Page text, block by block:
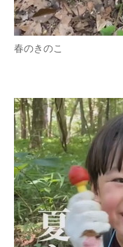
春のきのこ